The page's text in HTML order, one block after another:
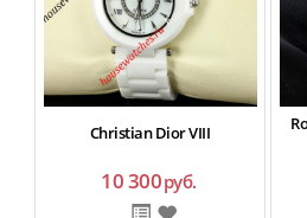
Christian Dior VIII
10 300руб.